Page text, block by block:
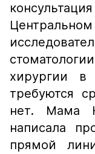
хирургии
требуются
нет. Мама
написала
прямой